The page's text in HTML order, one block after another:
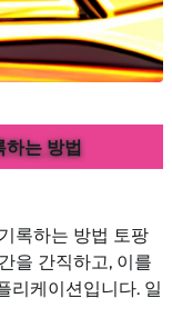
하는 방법
록하는 방법 토팡
을 간직하고, 이를
리케이션입니다. 일